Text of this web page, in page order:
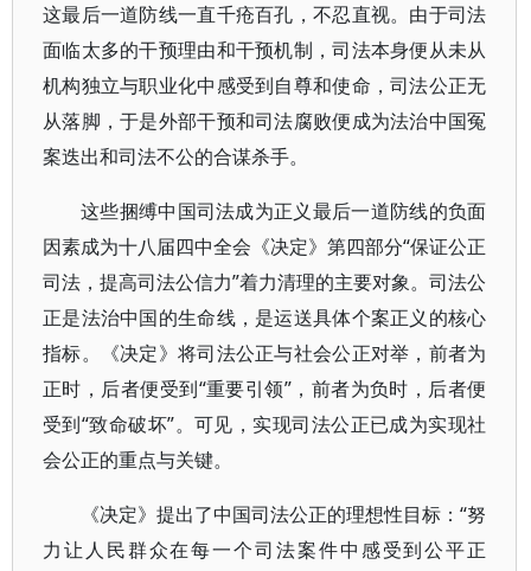
这最后一道防线一直千疮百孔，不忍直视。由于司法
面临太多的干预理由和干预机制，司法本身便从未从
机构独立与职业化中感受到自尊和使命，司法公正无
从落脚，于是外部干预和司法腐败便成为法治中国冤
案迭出和司法不公的合谋杀手。
这些捆缚中国司法成为正义最后一道防线的负面
因素成为十八届四中全会《决定》第四部分“保证公正
司法，提高司法公信力”着力清理的主要对象。司法公
正是法治中国的生命线，是运送具体个案正义的核心
指标。《决定》将司法公正与社会公正对举，前者为
正时，后者便受到“重要引领”，前者为负时，后者便
受到“致命破坏”。可见，实现司法公正已成为实现社
会公正的重点与关键。
《决定》提出了中国司法公正的理想性目标：“努
力让人民群众在每一个司法案件中感受到公平正